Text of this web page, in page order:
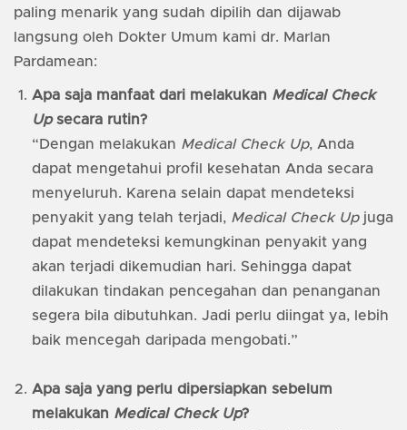
paling menarik yang sudah dipilih dan dijawab
langsung oleh Dokter Umum kami dr. Marlan
Pardamean:
Apa saja manfaat dari melakukan Medical Check
Upsecara rutin?
“Dengan melakukan Medical Check Up, Anda
dapat mengetahui profil kesehatan Anda secara
menyeluruh. Karena selain dapat mendeteksi
penyakit yang telah terjadi, Medical Check Upjuga
dapat mendeteksi kemungkinan penyakit yang
akan terjadi dikemudian hari. Sehingga dapat
dilakukan tindakan pencegahan dan penanganan
segera bila dibutuhkan. Jadi perlu diingat ya, lebih
baik mencegah daripada mengobati.”
Apa saja yang perlu dipersiapkan sebelum
melakukan Medical Check Up?